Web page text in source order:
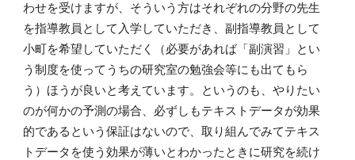
わせを受けますが、そういう方はそれぞれの分野の先生
を指導教員として入学していただき、副指導教員として
小町を希望していただく（必要があれば「副演習」とい
う制度を使ってうちの研究室の勉強会等にも出てもら
う）ほうが良いと考えています。というのも、やりたい
のが何かの予測の場合、必ずしもテキストデータが効果
的であるという保証はないので、取り組んでみてテキス
トデータを使う効果が薄いとわかったときに研究を続け